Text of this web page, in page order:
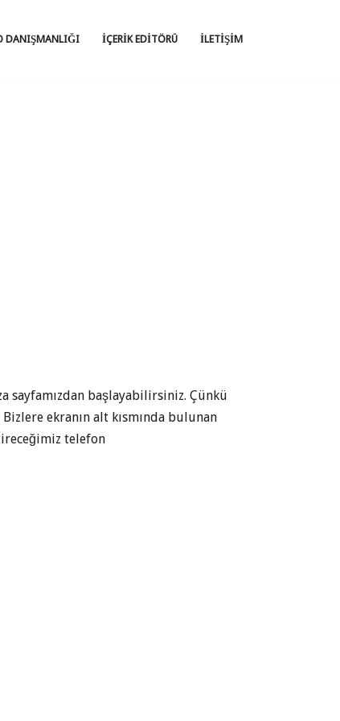
DANIŞMANLIĞI İÇERIK EDITÖRÜ İLETIŞIM
sayfamızdan başlayabilirsiniz. Çünkü
ekranın alt kısmında bulunan
telefon